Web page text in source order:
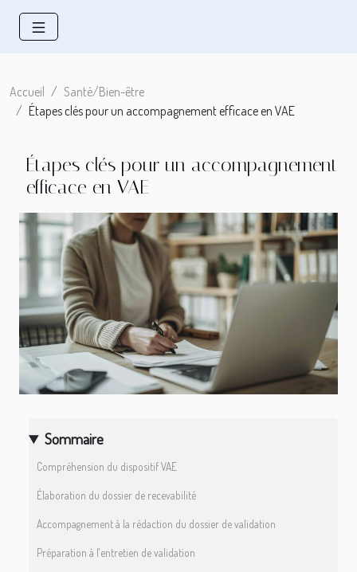
Accueil
Santé/Bien-être
Étapes clés pour un accompagnement efficace en VAE
Étapes clés pour un accompagnement
efficace en VAE
Sommaire
Compréhension du dispositif VAE
Élaboration du dossier de recevabilité
Accompagnement à la rédaction du dossier de validation
Préparation à l'entretien de validation